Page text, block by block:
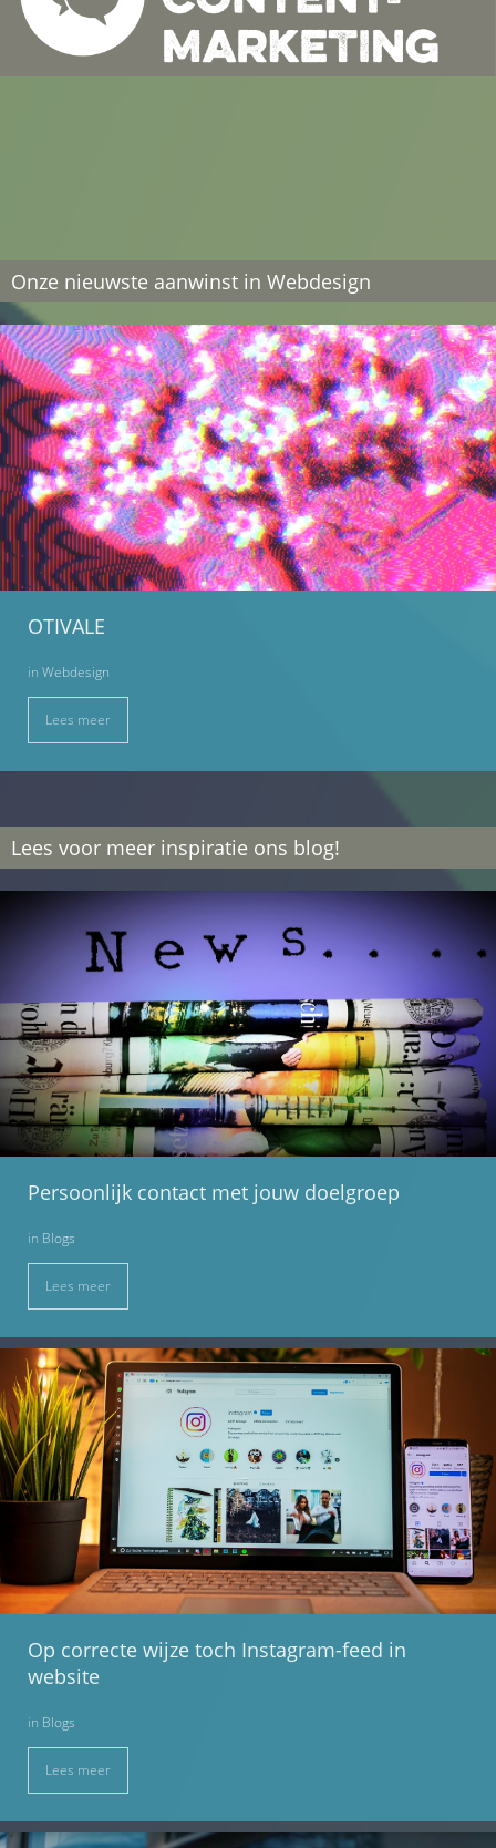
Onze nieuwste aanwinst in Webdesign
OTIVALE
in Webdesign
Lees meer
Lees voor meer inspiratie ons blog!
Persoonlijk contact met jouw doelgroep
in Blogs
Lees meer
Op correcte wijze toch Instagram-feed in
website
in Blogs
Lees meer